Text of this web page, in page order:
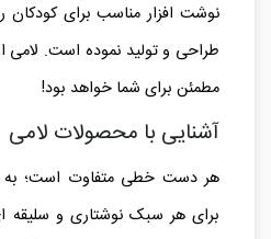
نوشت افزار مناسب برای کودکان
طراحی و تولید نموده است. لامی
مطمئن برای شما خواهد بود!
آشنایی با محصولات لامی
هر دست خطی متفاوت است؛ به
برای هر سبک نوشتاری و سلیقه